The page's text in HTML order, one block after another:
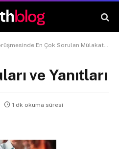
En Çok Sorulan Mülakat Soruları ve Yanıtları
ve Yanıtları
1 dk okuma süresi